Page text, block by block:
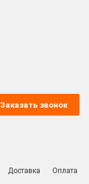
Заказать звонок
Доставка Оплата